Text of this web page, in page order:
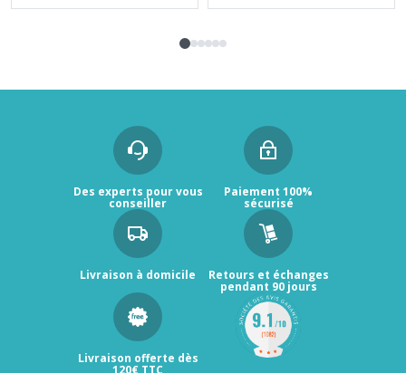
Des experts pour vous
conseiller
Paiement 100%
sécurisé
Livraison à domicile Retours et échanges
pendant 90 jours
Livraison offerte dès
120€ TTC